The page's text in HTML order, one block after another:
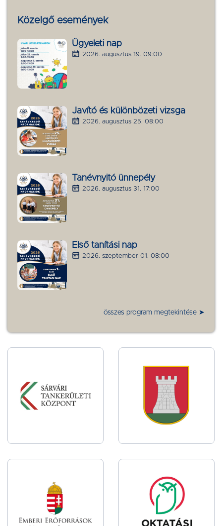
Közelgő események
Ügyeleti nap
2026. augusztus 19. 09:00
Javító és különbözeti vizsga
2026. augusztus 25. 08:00
Tanévnyitó ünnepély
2026. augusztus 31. 17:00
Első tanítási nap
2026. szeptember 01. 08:00
összes program megtekintése ➤